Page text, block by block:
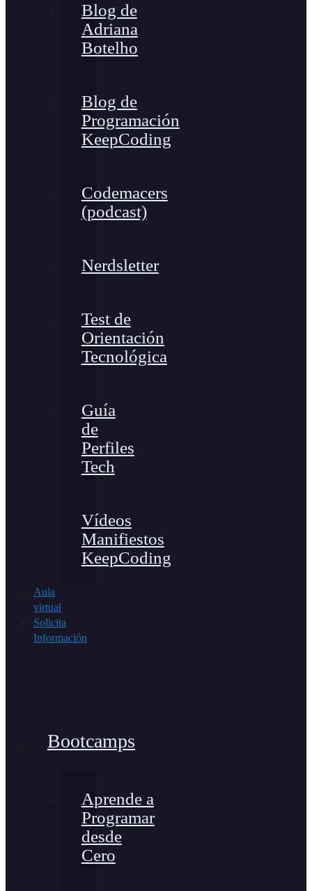
Blog de
Adriana
Botelho
Blog de
Programación
KeepCoding
Codemacers
(podcast)
Nerdsletter
Test de
Orientación
Tecnológica
Guía
de
Perfiles
Tech
Vídeos
Manifiestos
KeepCoding
Aula
virtual
Solicita
Información
Bootcamps
Aprende a
Programar
desde
Cero